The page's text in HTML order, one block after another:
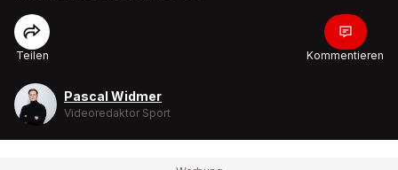
Teilen Kommentieren
Pascal Widmer
Videoredaktor Sport